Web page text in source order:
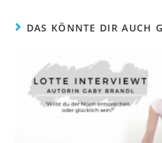
DAS KÖNNTE DIR AUCH